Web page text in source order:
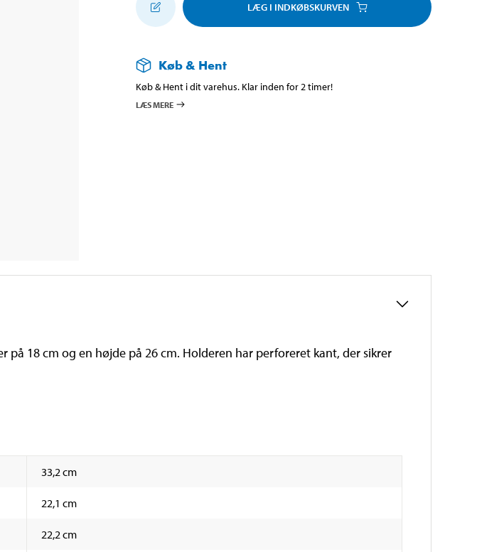
LÆG I INDKØBSKURVEN
Køb & Hent
Køb & Hent i dit varehus. Klar inden for 2 timer!
LÆS MERE
18 cm og en højde på 26 cm. Holderen har perforeret kant, der sikrer
33,2 cm
22,1 cm
22,2 cm